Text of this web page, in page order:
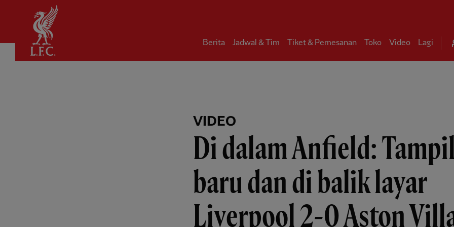
Berita Jadwal & Tim Tiket & Pemesanan Toko Video Lagi
VIDEO
Di dalam Anfield:
baru dan di balik layar
Liverpool 2-0 Aston